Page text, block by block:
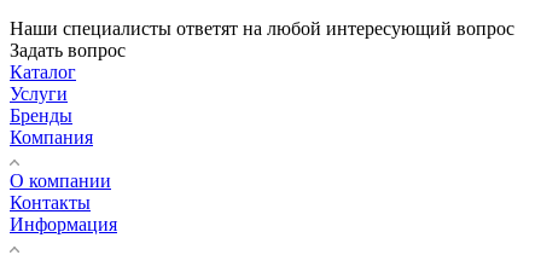
Наши специалисты ответят на любой интересующий вопрос
Задать вопрос
Каталог
Услуги
Бренды
Компания
О компании
Контакты
Информация